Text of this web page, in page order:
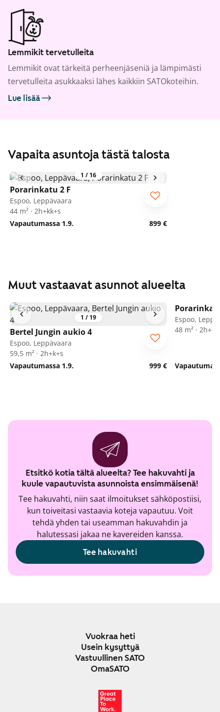
Lemmikit tervetulleita
Lemmikit ovat tärkeitä perheenjäseniä ja lämpimästi
tervetulleita asukkaaksi lähes kaikkiin SATOkoteihin.
Lue lisää
Vapaita asuntoja tästä talosta
1 / 16
Porarinkatu 2 F
Espoo, Leppävaara
44 m² · 2h+kk+s
Vapautumassa 1.9.
899 €
Muut vastaavat asunnot alueelta
1 / 19
Bertel Jungin aukio 4
Espoo, Leppävaara
59,5 m² · 2h+k+s
Vapautumassa 1.9.
999 €
Espoo,
48 m² ·
Etsitkö kotia tältä alueelta? Tee hakuvahti ja
kuule vapautuvista asunnoista ensimmäisenä!
Tee hakuvahti, niin saat ilmoitukset sähköpostiisi,
kun toiveitasi vastaavia koteja vapautuu. Voit
tehdä yhden tai useamman hakuvahdin ja
halutessasi jakaa ne kavereiden kanssa.
Tee hakuvahti
Vuokraa heti
Usein kysyttyä
Vastuullinen SATO
OmaSATO